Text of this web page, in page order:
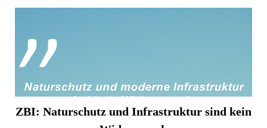
ZBI: Naturschutz und Infrastruktur sind kein